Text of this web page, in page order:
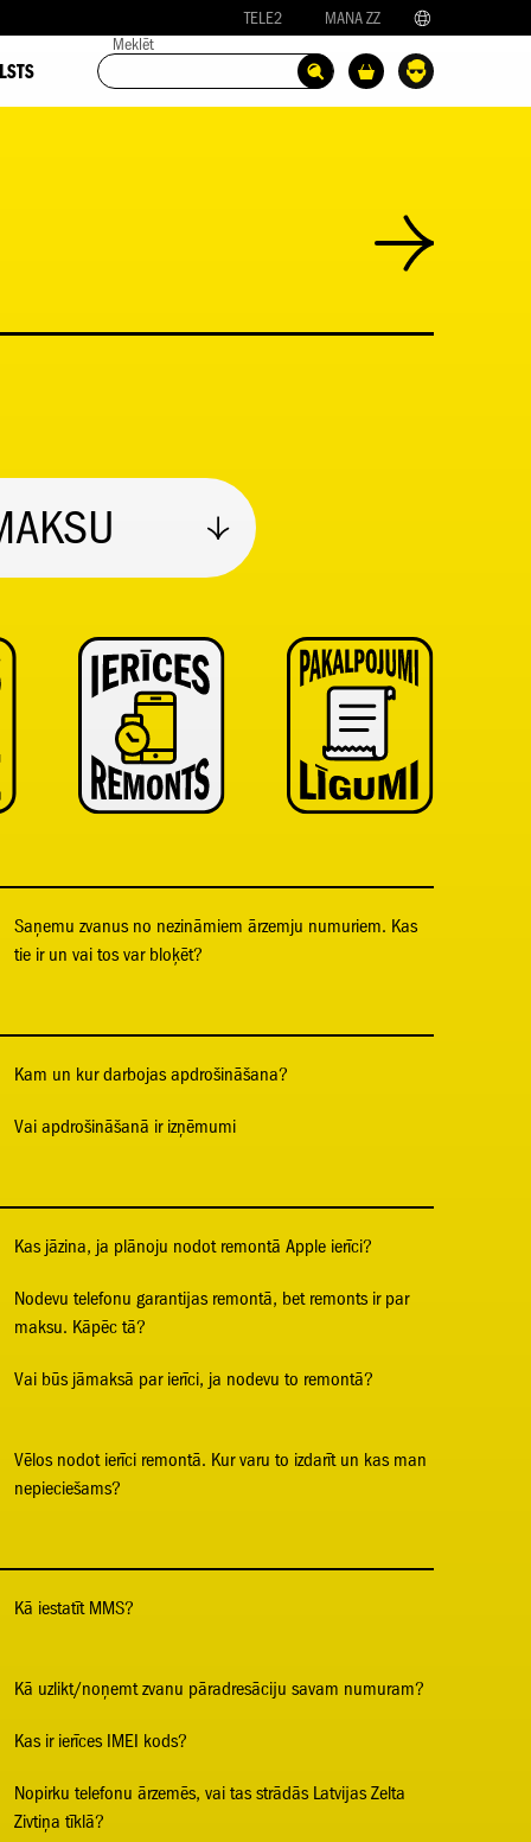
TELE2 MANA ZZ
Meklēt
Saņemu zvanus no nezināmiem ārzemju numuriem. Kas
tie ir un vai tos var bloķēt?
Kam un kur darbojas apdrošināšana?
Vai apdrošināšanā ir izņēmumi
Kas jāzina, ja plānoju nodot remontā Apple ierīci?
Nodevu telefonu garantijas remontā, bet remonts ir par
maksu. Kāpēc tā?
Vai būs jāmaksā par ierīci, ja nodevu to remontā?
Vēlos nodot ierīci remontā. Kur varu to izdarīt un kas man
nepieciešams?
Kā iestatīt MMS?
Kā uzlikt/noņemt zvanu pāradresāciju savam numuram?
Kas ir ierīces IMEI kods?
Nopirku telefonu ārzemēs, vai tas strādās Latvijas Zelta
Zivtiņa tīklā?